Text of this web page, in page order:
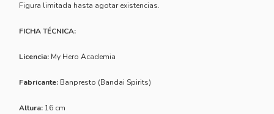
Figura limitada hasta agotar existencias.
FICHA TÉCNICA:
Licencia: My Hero Academia
Fabricante: Banpresto (Bandai Spirits)
Altura: 16 cm